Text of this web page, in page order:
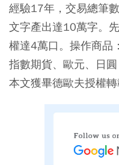
經驗17年，交易總筆
文字產出達10萬字。
權達4萬口。操作商品
指數期貨、歐元、日圓
本文獲畢德歐夫授權